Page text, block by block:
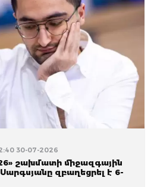
30-07-2026
շախմատի միջազգային
զբաղեցրել է 6-